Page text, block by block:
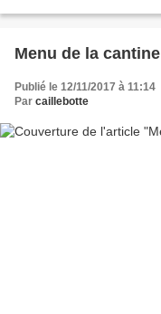
Menu de la cantine
Publié le 12/11/2017 à 11:14
Par caillebotte